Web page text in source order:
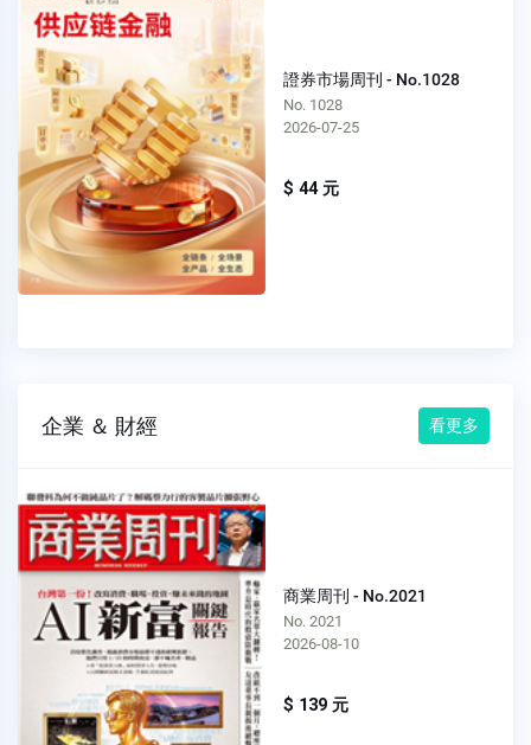
證券市場周刊 - No.1028
No. 1028
2026-07-25
$ 44 元
企業 ＆ 財經 看更多
商業周刊 - No.2021
No. 2021
2026-08-10
$ 139 元